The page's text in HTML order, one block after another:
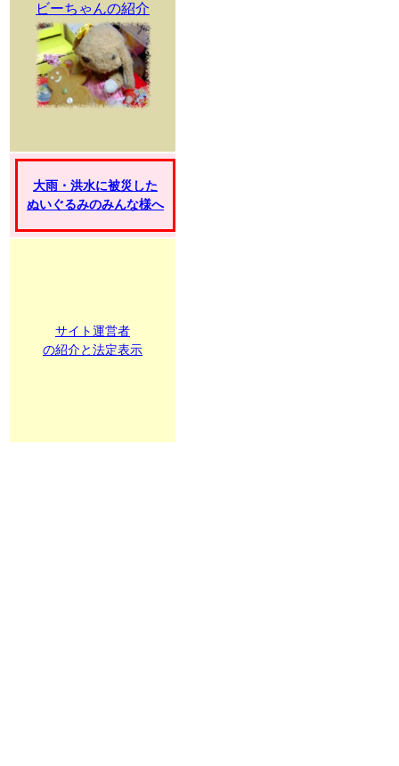
ビーちゃんの紹介
大雨・洪水に被災した
ぬいぐるみのみんな様へ
サイト運営者
の紹介と法定表示